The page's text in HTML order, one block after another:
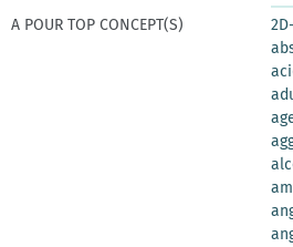
A POUR TOP CONCEPT(S)